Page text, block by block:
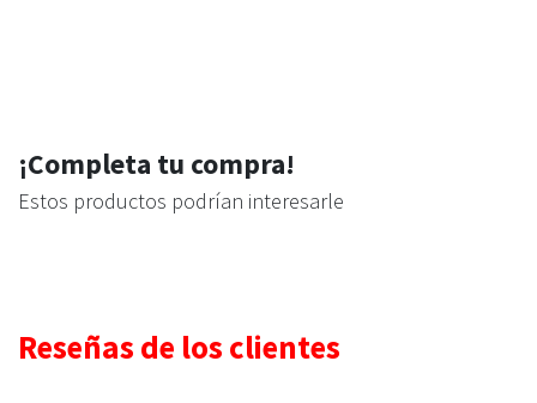
¡Completa tu compra!
Estos productos podrían interesarle
Reseñas de los clientes